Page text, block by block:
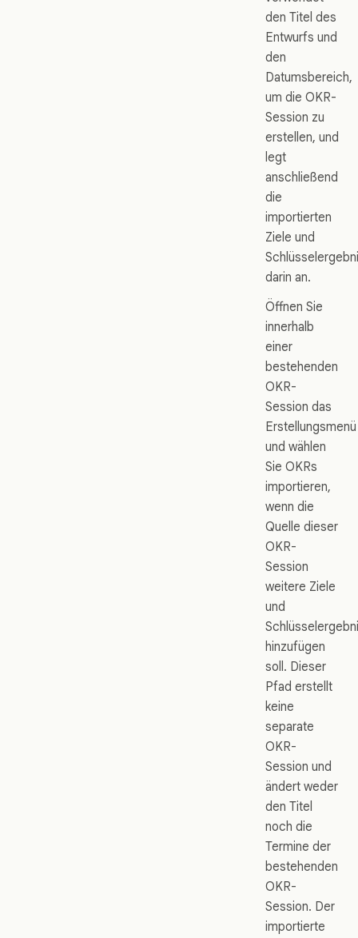
den Titel des
Entwurfs und
den
Datumsbereich,
um die OKR-
Session zu
erstellen, und
legt
anschließend
die
importierten
Ziele und
darin an.
Öffnen Sie
innerhalb
einer
bestehenden
OKR-
Session das
Erstellungsmenü
und wählen
Sie OKRs
importieren,
wenn die
Quelle dieser
OKR-
Session
weitere Ziele
und
hinzufügen
soll. Dieser
Pfad erstellt
keine
separate
OKR-
Session und
ändert weder
den Titel
noch die
Termine der
bestehenden
OKR-
Session. Der
importierte